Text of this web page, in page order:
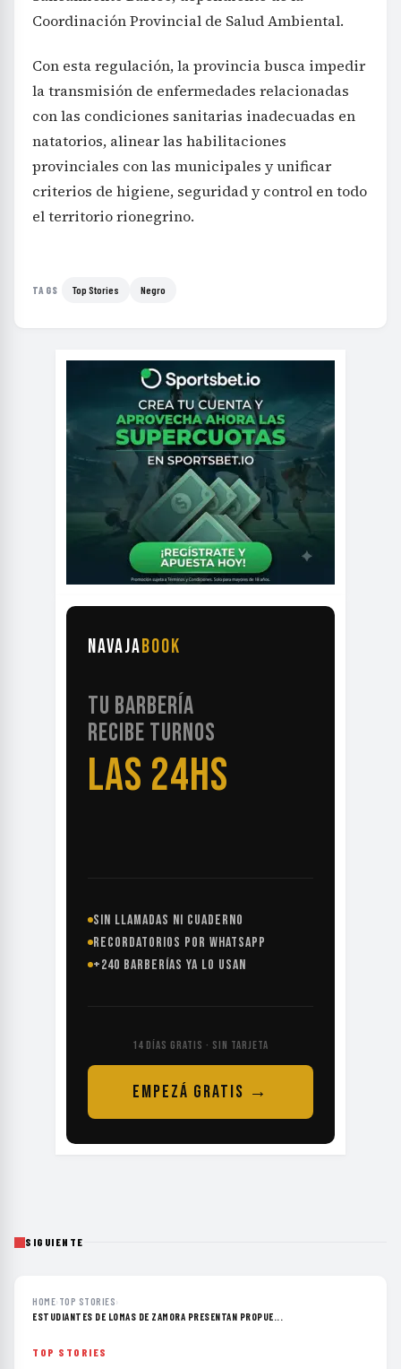
Coordinación Provincial de Salud Ambiental.
Con esta regulación, la provincia busca impedir
la transmisión de enfermedades relacionadas
con las condiciones sanitarias inadecuadas en
natatorios, alinear las habilitaciones
provinciales con las municipales y unificar
criterios de higiene, seguridad y control en todo
el territorio rionegrino.
TAGS Top Stories Negro
NAVAJABOOK
TU BARBERÍA
RECIBE TURNOS
LAS 24HS
SIN LLAMADAS NI CUADERNO
RECORDATORIOS POR WHATSAPP
+240 BARBERÍAS YA LO USAN
14 DÍAS GRATIS · SIN TARJETA
EMPEZÁ GRATIS →
SIGUIENTE
HOME› TOP STORIES›
ESTUDIANTES DE LOMAS DE ZAMORA PRESENTAN PROPUE...
TOP STORIES